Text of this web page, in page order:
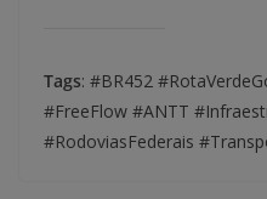
Tags: #BR452
#FreeFlow #ANTT
#RodoviasFederais